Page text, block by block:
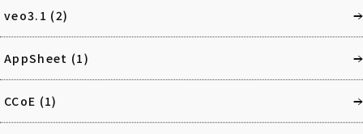
veo3.1 (2)
AppSheet (1)
CCoE (1)